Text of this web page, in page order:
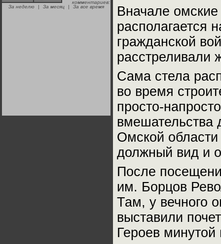
"Аркадий Коц" на
эгалите-фесте "Не
+28
Вначале
располагается
гражданской
расстреливали
Сама стела
во время
просто-
вмешательства
Омской
должный вид и
После
им. Борцов
Там, у вечного
выставили
Героев